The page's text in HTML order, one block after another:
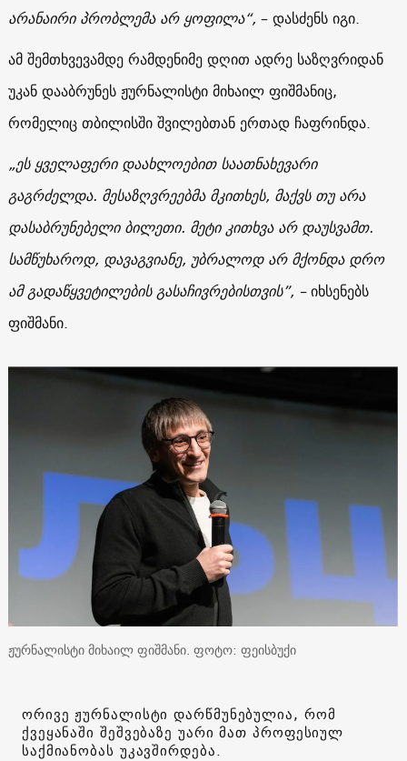
არანაირი პრობლემა არ ყოფილა“, – დასძენს იგი.
ამ შემთხვევამდე რამდენიმე დღით ადრე საზღვრიდან
უკან დააბრუნეს ჟურნალისტი მიხაილ ფიშმანიც,
რომელიც თბილისში შვილებთან ერთად ჩაფრინდა.
„ეს ყველაფერი დაახლოებით საათნახევარი
გაგრძელდა. მესაზღვრეებმა მკითხეს, მაქვს თუ არა
დასაბრუნებელი ბილეთი. მეტი კითხვა არ დაუსვამთ.
სამწუხაროდ, დავაგვიანე, უბრალოდ არ მქონდა დრო
ამ გადაწყვეტილების გასაჩივრებისთვის”, –იხსენებს
ფიშმანი.
ჟურნალისტი მიხაილ ფიშმანი. ფოტო: ფეისბუქი
ორივე ჟურნალისტი დარწმუნებულია, რომ
ქვეყანაში შეშვებაზე უარი მათ პროფესიულ
საქმიანობას უკავშირდება.